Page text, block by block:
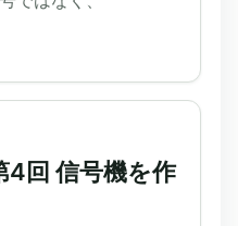
4回 信号機を作